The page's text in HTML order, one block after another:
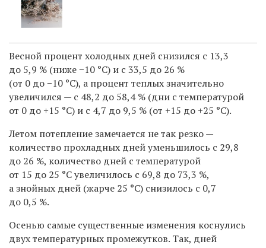
Весной процент холодных дней снизился с 13,3
до 5,9 % (ниже −10 °С) и с 33,5 до 26 %
(от 0 до −10 °С), а процент теплых значительно
увеличился — с 48,2 до 58,4 % (дни с температурой
от 0 до +15 °С) и с 4,7 до 9,5 % (от +15 до +25 °С).
Летом потепление замечается не так резко —
количество прохладных дней уменьшилось с 29,8
до 26 %, количество дней с температурой
от 15 до 25 °С увеличилось с 69,8 до 73,3 %,
а знойных дней (жарче 25 °С) снизилось с 0,7
до 0,5 %.
Осенью самые существенные изменения коснулись
двух температурных промежутков. Так, дней